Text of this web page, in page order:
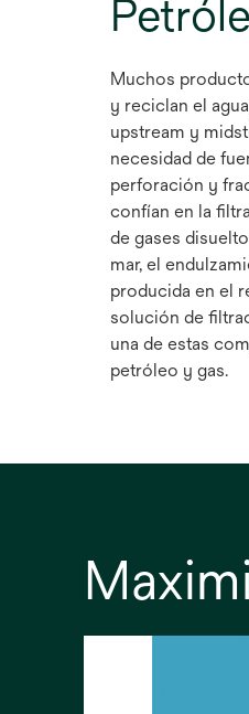
Muchos
y reciclan el
upstream y
necesidad de
perforación y
confían en la
de gases
mar, el
producida en el
solución de
una de estas
petróleo y gas.